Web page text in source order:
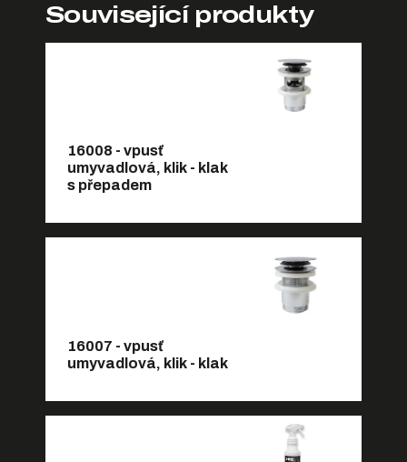
Související produkty
16008 - vpusť
umyvadlová, klik - klak
s přepadem
16007 - vpusť
umyvadlová, klik - klak